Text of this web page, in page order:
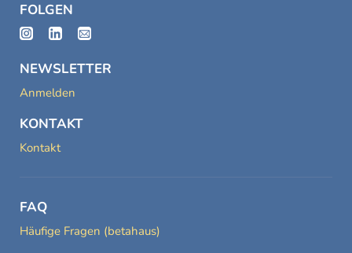
FOLGEN
NEWSLETTER
Anmelden
KONTAKT
Kontakt
FAQ
Häufige Fragen (betahaus)